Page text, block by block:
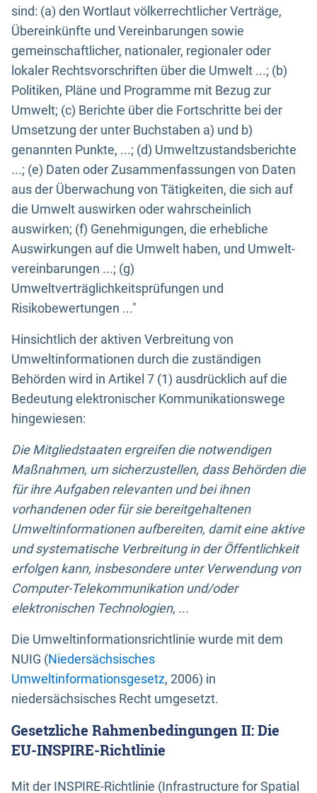
sind: (a) den Wortlaut völkerrechtlicher Verträge,
Übereinkünfte und Vereinbarungen sowie
gemeinschaftlicher, nationaler, regionaler oder
lokaler Rechtsvorschriften über die Umwelt ...; (b)
Politiken, Pläne und Programme mit Bezug zur
Umwelt; (c) Berichte über die Fortschritte bei der
Umsetzung der unter Buchstaben a) und b)
genannten Punkte, ...; (d) Umweltzustandsberichte
...; (e) Daten oder Zusammenfassungen von Daten
aus der Überwachung von Tätigkeiten, die sich auf
die Umwelt auswirken oder wahrscheinlich
auswirken; (f) Genehmigungen, die erhebliche
Auswirkungen auf die Umwelt haben, und Umwelt-
vereinbarungen ...; (g)
Umweltverträglichkeitsprüfungen und
Risikobewertungen ..."
Hinsichtlich der aktiven Verbreitung von
Umweltinformationen durch die zuständigen
Behörden wird in Artikel 7 (1) ausdrücklich auf die
Bedeutung elektronischer Kommunikationswege
hingewiesen:
Die Mitgliedstaaten ergreifen die notwendigen
Maßnahmen, um sicherzustellen, dass Behörden die
für ihre Aufgaben relevanten und bei ihnen
vorhandenen oder für sie bereitgehaltenen
Umweltinformationen aufbereiten, damit eine aktive
und systematische Verbreitung in der Öffentlichkeit
erfolgen kann, insbesondere unter Verwendung von
Computer-Telekommunikation und/oder
elektronischen Technologien, ...
Die Umweltinformationsrichtlinie wurde mit dem
NUIG (Niedersächsisches
Umweltinformationsgesetz, 2006) in
niedersächsisches Recht umgesetzt.
Gesetzliche Rahmenbedingungen II: Die
EU-INSPIRE-Richtlinie
Mit der INSPIRE-Richtlinie (Infrastructure for Spatial